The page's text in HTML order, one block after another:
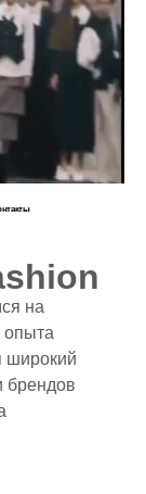
на
опыта
широкий
брендов